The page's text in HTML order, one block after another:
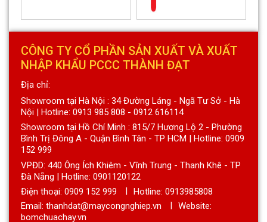
CÔNG TY CỔ PHẦN SẢN XUẤT VÀ XUẤT
NHẬP KHẨU PCCC THÀNH ĐẠT
Địa chỉ:
Showroom tại Hà Nội : 34 Đường Láng - Ngã Tư Sở - Hà
Nội | Hotline: 0913 985 808 - 0912 616114
Showroom tại Hồ Chí Minh : 815/7 Hương Lộ 2 - Phường
Bình Trị Đông A - Quận Bình Tân - TP HCM | Hotline: 0909
152 999
VPĐD: 440 Ông Ích Khiêm - Vĩnh Trung - Thanh Khê - TP
Đà Nẵng | Hotline: 0901120122
Điện thoại: 0909 152 999
Hotline: 0913985808
Email: thanhdat@maycongnghiep.vn
Website:
bomchuachay.vn